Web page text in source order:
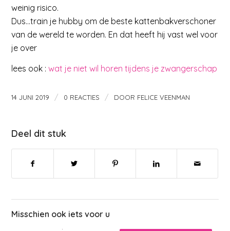
weinig risico.
Dus…train je hubby om de beste kattenbakverschoner
van de wereld te worden. En dat heeft hij vast wel voor
je over
lees ook :wat je niet wil horen tijdens je zwangerschap
14 JUNI 2019 / 0 REACTIES / DOOR FELICE VEENMAN
Deel dit stuk
Misschien ook iets voor u